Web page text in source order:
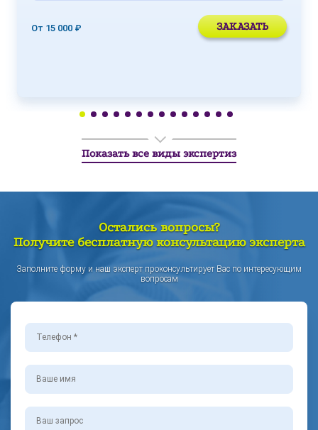
От 15 000 ₽ ЗАКАЗАТЬ
Показать все виды экспертиз
Остались вопросы?
Получите бесплатную консультацию эксперта
Заполните форму и наш эксперт проконсультирует Вас по интересующим
вопросам